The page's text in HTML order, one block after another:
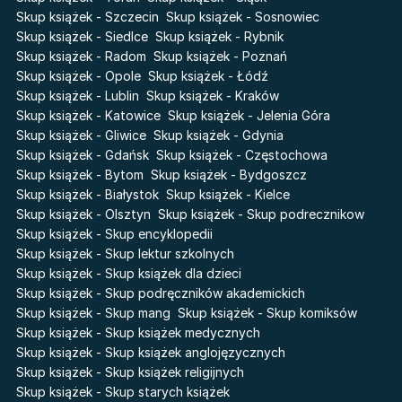
Zmierzch
Faye
Katie Maguire
Liceum Freuda
Sherlock Holmes Society
Pieśń Lwicy
Akademia wampirów
Karneval
Baśń o złamanym sercu
Prosta zabawa
Skup książek - Szczecin Skup książek - Sosnowiec
Skup książek - Siedlce Skup książek - Rybnik
Skup książek - Radom Skup książek - Poznań
Skup książek - Opole Skup książek - Łódź
Skup książek - Lublin Skup książek - Kraków
Skup książek - Katowice Skup książek - Jelenia Góra
Skup książek - Gliwice Skup książek - Gdynia
Skup książek - Gdańsk Skup książek - Częstochowa
Skup książek - Bytom Skup książek - Bydgoszcz
Skup książek - Białystok Skup książek - Kielce
Skup książek - Olsztyn Skup książek - Skup podrecznikow
Skup książek - Skup encyklopedii
Skup książek - Skup lektur szkolnych
Skup książek - Skup książek dla dzieci
Skup książek - Skup podręczników akademickich
Skup książek - Skup mang Skup książek - Skup komiksów
Skup książek - Skup książek medycznych
Skup książek - Skup książek anglojęzycznych
Skup książek - Skup książek religijnych
Skup książek - Skup starych książek